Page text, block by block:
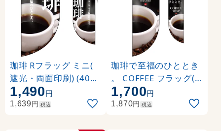
珈琲 Rフラッグ ミニ(
遮光・両面印刷) (4018
)
1,490円
1,639円 税込
珈琲で至福のひととき
。 COFFEE フラッグ(
遮光・両面印刷) (6050
)
1,700円
1,870円 税込